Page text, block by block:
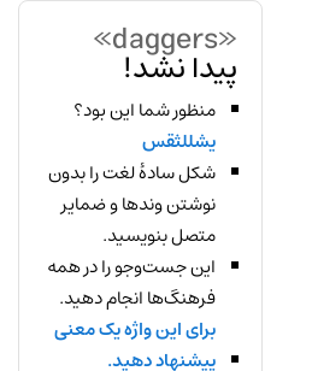
«daggers»
پیدا نشد!
منظور شما این بود؟
یشللثقس
شکل سادهٔ لغت را بدون
نوشتن وندها و ضمایر
متصل بنویسید.
این جست‌وجو را در همه
فرهنگ‌ها انجام دهید.
برای این واژه یک معنی
پیشنهاد دهید.